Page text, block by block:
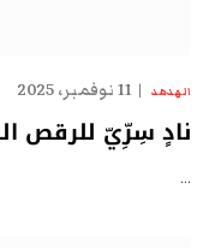
الهدهد 11 نوفمبر، 2025
نادٍ سِرِّيّ للرقص
…